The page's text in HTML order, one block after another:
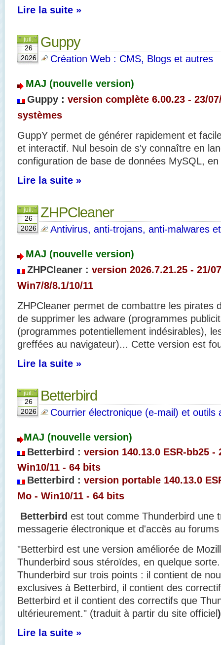
Lire la suite »
juil.
26
2026
Guppy
Création Web : CMS, Blogs et autres
MAJ (nouvelle version)
Guppy : version complète 6.00.23 - 23/07
systèmes
GuppY permet de générer rapidement et
et interactif. Nul besoin de s'y connaître en
configuration de base de données MySQL, en
Lire la suite »
juil.
26
2026
ZHPCleaner
Antivirus, anti-trojans, anti-malwares
MAJ (nouvelle version)
ZHPCleaner : version 2026.7.21.25 - 21/
Win7/8/8.1/10/11
ZHPCleaner permet de combattre les pirates
de supprimer les adware (programmes
(programmes potentiellement indésirables),
greffées au navigateur)... Cette version est
Lire la suite »
juil.
26
2026
Betterbird
Courrier électronique (e-mail) et outils
MAJ (nouvelle version)
Betterbird : version 140.13.0 ESR-bb25 -
Win10/11 - 64 bits
Betterbird : version portable 140.13.0
Mo - Win10/11 - 64 bits
Betterbird est tout comme Thunderbird une
messagerie électronique et d'accès au
"Betterbird est une version améliorée de
Thunderbird sous stéroïdes, en quelque
Thunderbird sur trois points : il contient de
exclusives à Betterbird, il contient des
Betterbird et il contient des correctifs que
ultérieurement." (traduit à partir du site officiel
Lire la suite »